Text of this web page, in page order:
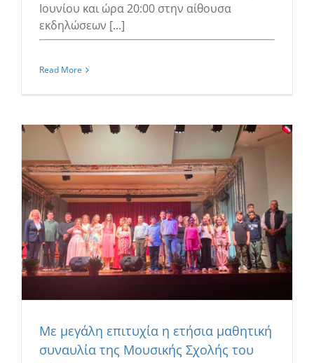
Ιουνίου και ώρα 20:00 στην αίθουσα
εκδηλώσεων [...]
Read More
Με μεγάλη επιτυχία η ετήσια μαθητική
συναυλία της Μουσικής Σχολής του